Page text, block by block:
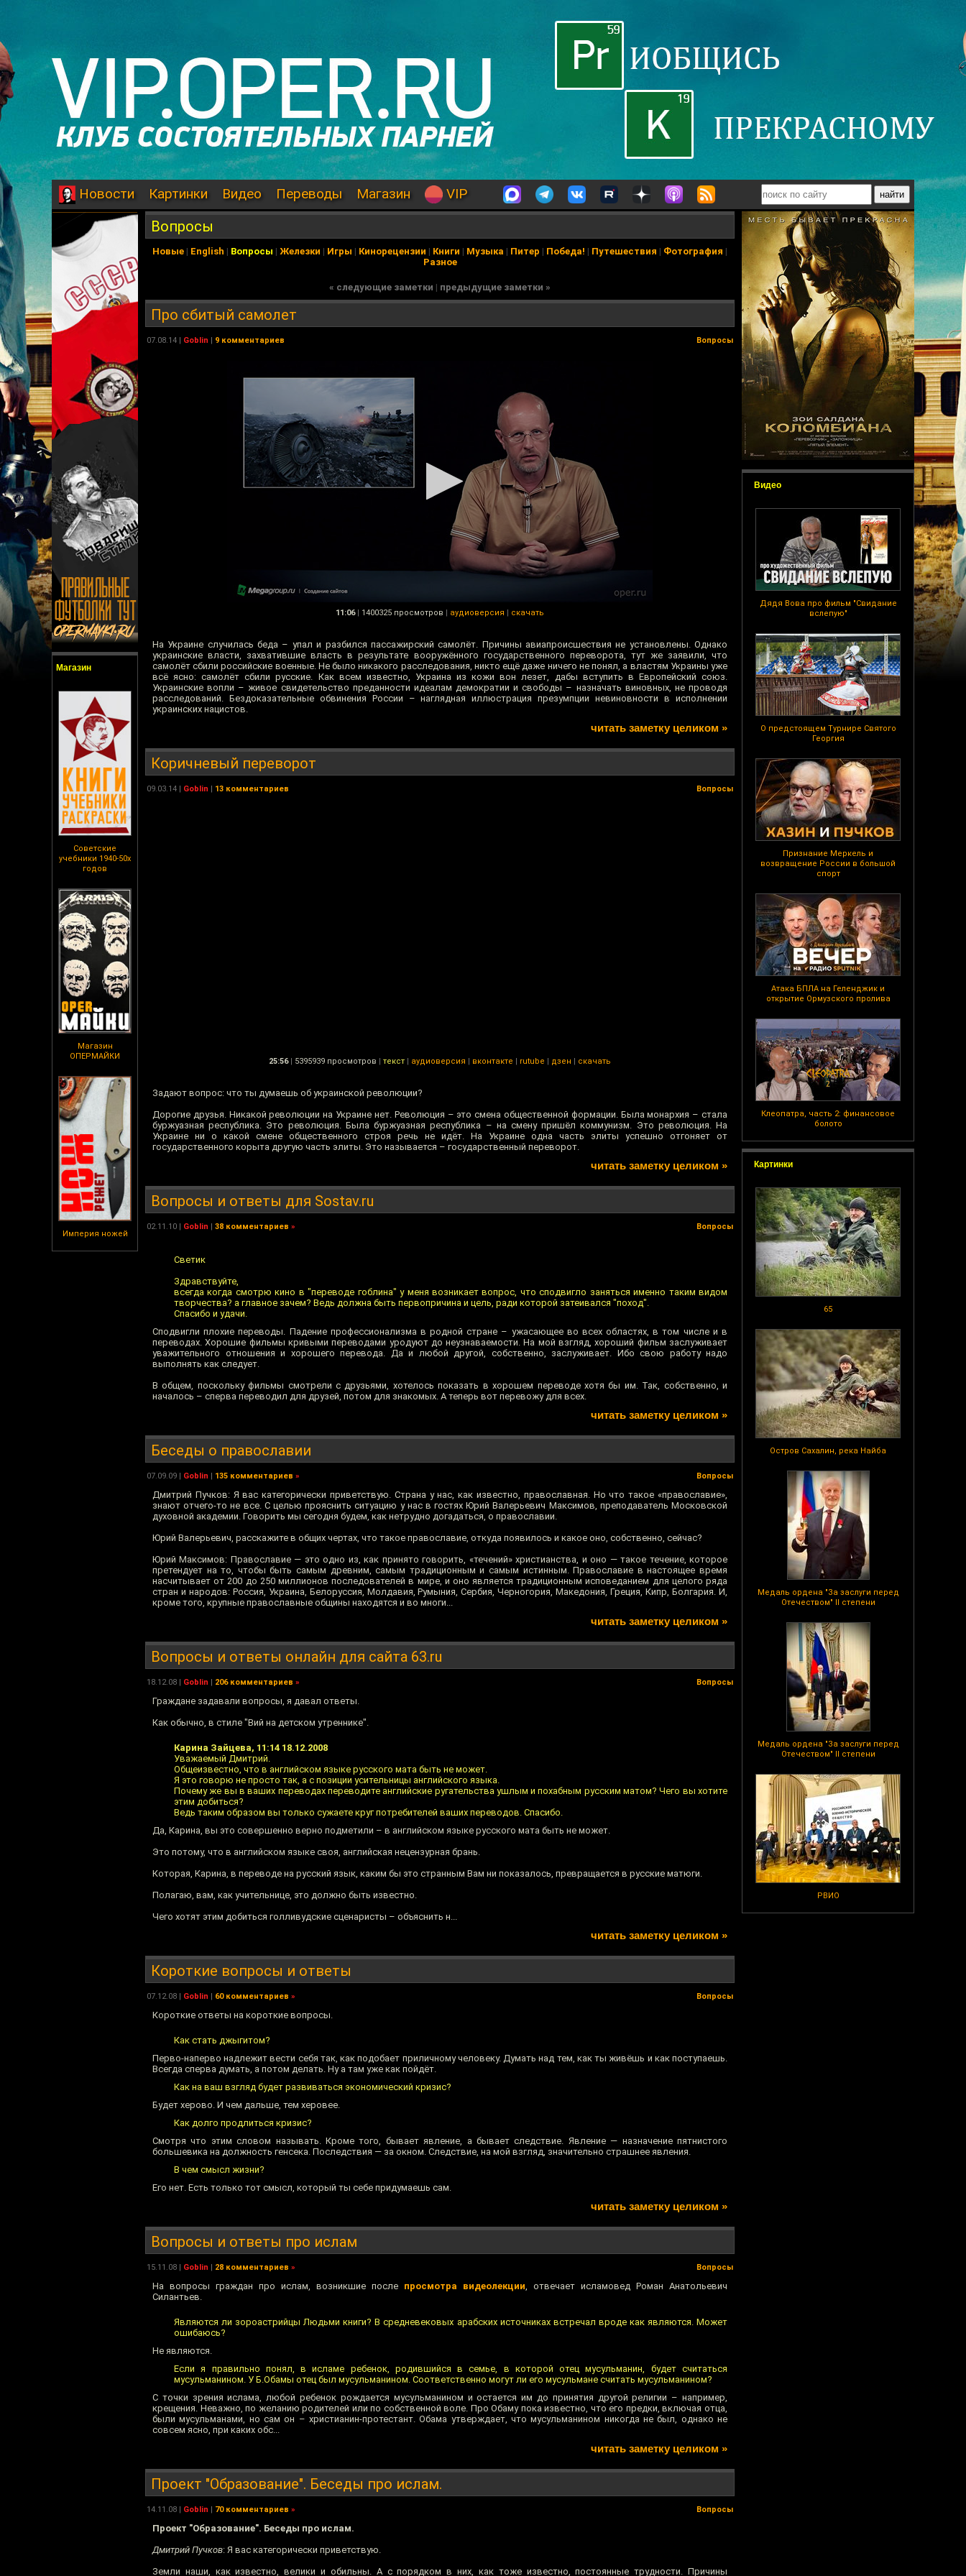
Новости Картинки Видео Переводы Магазин VIP
Магазин
Советские
учебники 1940-50х
годов
Магазин
ОПЕРМАЙКИ
Империя ножей
Видео
Дядя Вова про фильм "Свидание
вслепую"
О предстоящем Турнире Святого
Георгия
Признание Меркель и
возвращение России в большой
спорт
Атака БПЛА на Геленджик и
открытие Ормузского пролива
Клеопатра, часть 2: финансовое
болото
Картинки
65
Остров Сахалин, река Найба
Медаль ордена "За заслуги перед
Отечеством" II степени
Медаль ордена "За заслуги перед
Отечеством" II степени
РВИО
Вопросы
Новые | English | Вопросы | Железки | Игры | Кинорецензии | Книги | Музыка | Питер | Победа! | Путешествия | Фотография |
Разное
« следующие заметки | предыдущие заметки »
Про сбитый самолет
07.08.14 | Goblin | 9 комментариев Вопросы
11:06 | 1400325 просмотров | аудиоверсия | скачать
На Украине случилась беда – упал и разбился пассажирский самолёт. Причины авиапроисшествия не установлены. Однако
украинские власти, захватившие власть в результате вооружённого государственного переворота, тут же заявили, что
самолёт сбили российские военные. Не было никакого расследования, никто ещё даже ничего не понял, а властям Украины уже
всё ясно: самолёт сбили русские. Как всем известно, Украина из кожи вон лезет, дабы вступить в Европейский союз.
Украинские вопли – живое свидетельство преданности идеалам демократии и свободы – назначать виновных, не проводя
расследований. Бездоказательные обвинения России – наглядная иллюстрация презумпции невиновности в исполнении
украинских нацистов.
читать заметку целиком »
Коричневый переворот
09.03.14 | Goblin | 13 комментариев Вопросы
25:56 | 5395939 просмотров | текст | аудиоверсия | вконтакте | rutube | дзен | скачать
Задают вопрос: что ты думаешь об украинской революции?
Дорогие друзья. Никакой революции на Украине нет. Революция – это смена общественной формации. Была монархия – стала
буржуазная республика. Это революция. Была буржуазная республика – на смену пришёл коммунизм. Это революция. На
Украине ни о какой смене общественного строя речь не идёт. На Украине одна часть элиты успешно отгоняет от
государственного корыта другую часть элиты. Это называется – государственный переворот.
читать заметку целиком »
Вопросы и ответы для Sostav.ru
02.11.10 | Goblin | 38 комментариев » Вопросы
Светик
Здравствуйте,
всегда когда смотрю кино в "переводе гоблина" у меня возникает вопрос, что сподвигло заняться именно таким видом
творчества? а главное зачем? Ведь должна быть первопричина и цель, ради которой затеивался "поход".
Спасибо и удачи.
Сподвигли плохие переводы. Падение профессионализма в родной стране – ужасающее во всех областях, в том числе и в
переводах. Хорошие фильмы кривыми переводами уродуют до неузнаваемости. На мой взгляд, хороший фильм заслуживает
уважительного отношения и хорошего перевода. Да и любой другой, собственно, заслуживает. Ибо свою работу надо
выполнять как следует.
В общем, поскольку фильмы смотрели с друзьями, хотелось показать в хорошем переводе хотя бы им. Так, собственно, и
началось – сперва переводил для друзей, потом для знакомых. А теперь вот перевожу для всех.
читать заметку целиком »
Беседы о православии
07.09.09 | Goblin | 135 комментариев » Вопросы
Дмитрий Пучков: Я вас категорически приветствую. Страна у нас, как известно, православная. Но что такое «православие»,
знают отчего-то не все. С целью прояснить ситуацию у нас в гостях Юрий Валерьевич Максимов, преподаватель Московской
духовной академии. Говорить мы сегодня будем, как нетрудно догадаться, о православии.
Юрий Валерьевич, расскажите в общих чертах, что такое православие, откуда появилось и какое оно, собственно, сейчас?
Юрий Максимов: Православие — это одно из, как принято говорить, «течений» христианства, и оно — такое течение, которое
претендует на то, чтобы быть самым древним, самым традиционным и самым истинным. Православие в настоящее время
насчитывает от 200 до 250 миллионов последователей в мире, и оно является традиционным исповеданием для целого ряда
стран и народов: Россия, Украина, Белоруссия, Молдавия, Румыния, Сербия, Черногория, Македония, Греция, Кипр, Болгария. И,
кроме того, крупные православные общины находятся и во многи...
читать заметку целиком »
Вопросы и ответы онлайн для сайта 63.ru
18.12.08 | Goblin | 206 комментариев » Вопросы
Граждане задавали вопросы, я давал ответы.
Как обычно, в стиле "Вий на детском утреннике".
Карина Зайцева, 11:14 18.12.2008
Уважаемый Дмитрий.
Общеизвестно, что в английском языке русского мата быть не может.
Я это говорю не просто так, а с позиции усительницы английского языка.
Почему же вы в ваших переводах переводите английские ругательства ушлым и похабным русским матом? Чего вы хотите
этим добиться?
Ведь таким образом вы только сужаете круг потребителей ваших переводов. Спасибо.
Да, Карина, вы это совершенно верно подметили – в английском языке русского мата быть не может.
Это потому, что в английском языке своя, английская нецензурная брань.
Которая, Карина, в переводе на русский язык, каким бы это странным Вам ни показалось, превращается в русские матюги.
Полагаю, вам, как учительнице, это должно быть известно.
Чего хотят этим добиться голливудские сценаристы – объяснить н...
читать заметку целиком »
Короткие вопросы и ответы
07.12.08 | Goblin | 60 комментариев » Вопросы
Короткие ответы на короткие вопросы.
Как стать джыгитом?
Перво-наперво надлежит вести себя так, как подобает приличному человеку. Думать над тем, как ты живёшь и как поступаешь.
Всегда сперва думать, а потом делать. Ну а там уже как пойдёт.
Как на ваш взгляд будет развиваться экономический кризис?
Будет херово. И чем дальше, тем херовее.
Как долго продлиться кризис?
Смотря что этим словом называть. Кроме того, бывает явление, а бывает следствие. Явление — назначение пятнистого
большевика на должность генсека. Последствия — за окном. Следствие, на мой взгляд, значительно страшнее явления.
В чем смысл жизни?
Его нет. Есть только тот смысл, который ты себе придумаешь сам.
читать заметку целиком »
Вопросы и ответы про ислам
15.11.08 | Goblin | 28 комментариев » Вопросы
На вопросы граждан про ислам, возникшие после просмотра видеолекции, отвечает исламовед Роман Анатольевич
Силантьев.
Являются ли зороастрийцы Людьми книги? В средневековых арабских источниках встречал вроде как являются. Может
ошибаюсь?
Не являются.
Если я правильно понял, в исламе ребенок, родившийся в семье, в которой отец мусульманин, будет считаться
мусульманином. У Б.Обамы отец был мусульманином. Соответственно могут ли его мусульмане считать мусульманином?
С точки зрения ислама, любой ребенок рождается мусульманином и остается им до принятия другой религии – например,
крещения. Неважно, по желанию родителей или по собственной воле. Про Обаму пока известно, что его предки, включая отца,
были мусульманами, но сам он – христианин-протестант. Обама утверждает, что мусульманином никогда не был, однако не
совсем ясно, при каких обс...
читать заметку целиком »
Проект "Образование". Беседы про ислам.
14.11.08 | Goblin | 70 комментариев » Вопросы
Проект "Образование". Беседы про ислам.
Дмитрий Пучков: Я вас категорически приветствую.
Земли наши, как известно, велики и обильны. А с порядком в них, как тоже известно, постоянные трудности. Причины